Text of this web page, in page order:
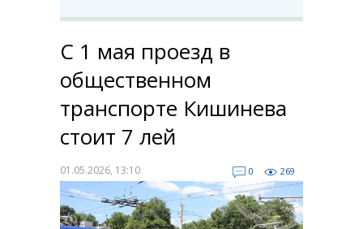
С 1 мая проезд в
общественном
транспорте Кишинева
стоит 7 лей
01.05.2026, 13:10 0 269